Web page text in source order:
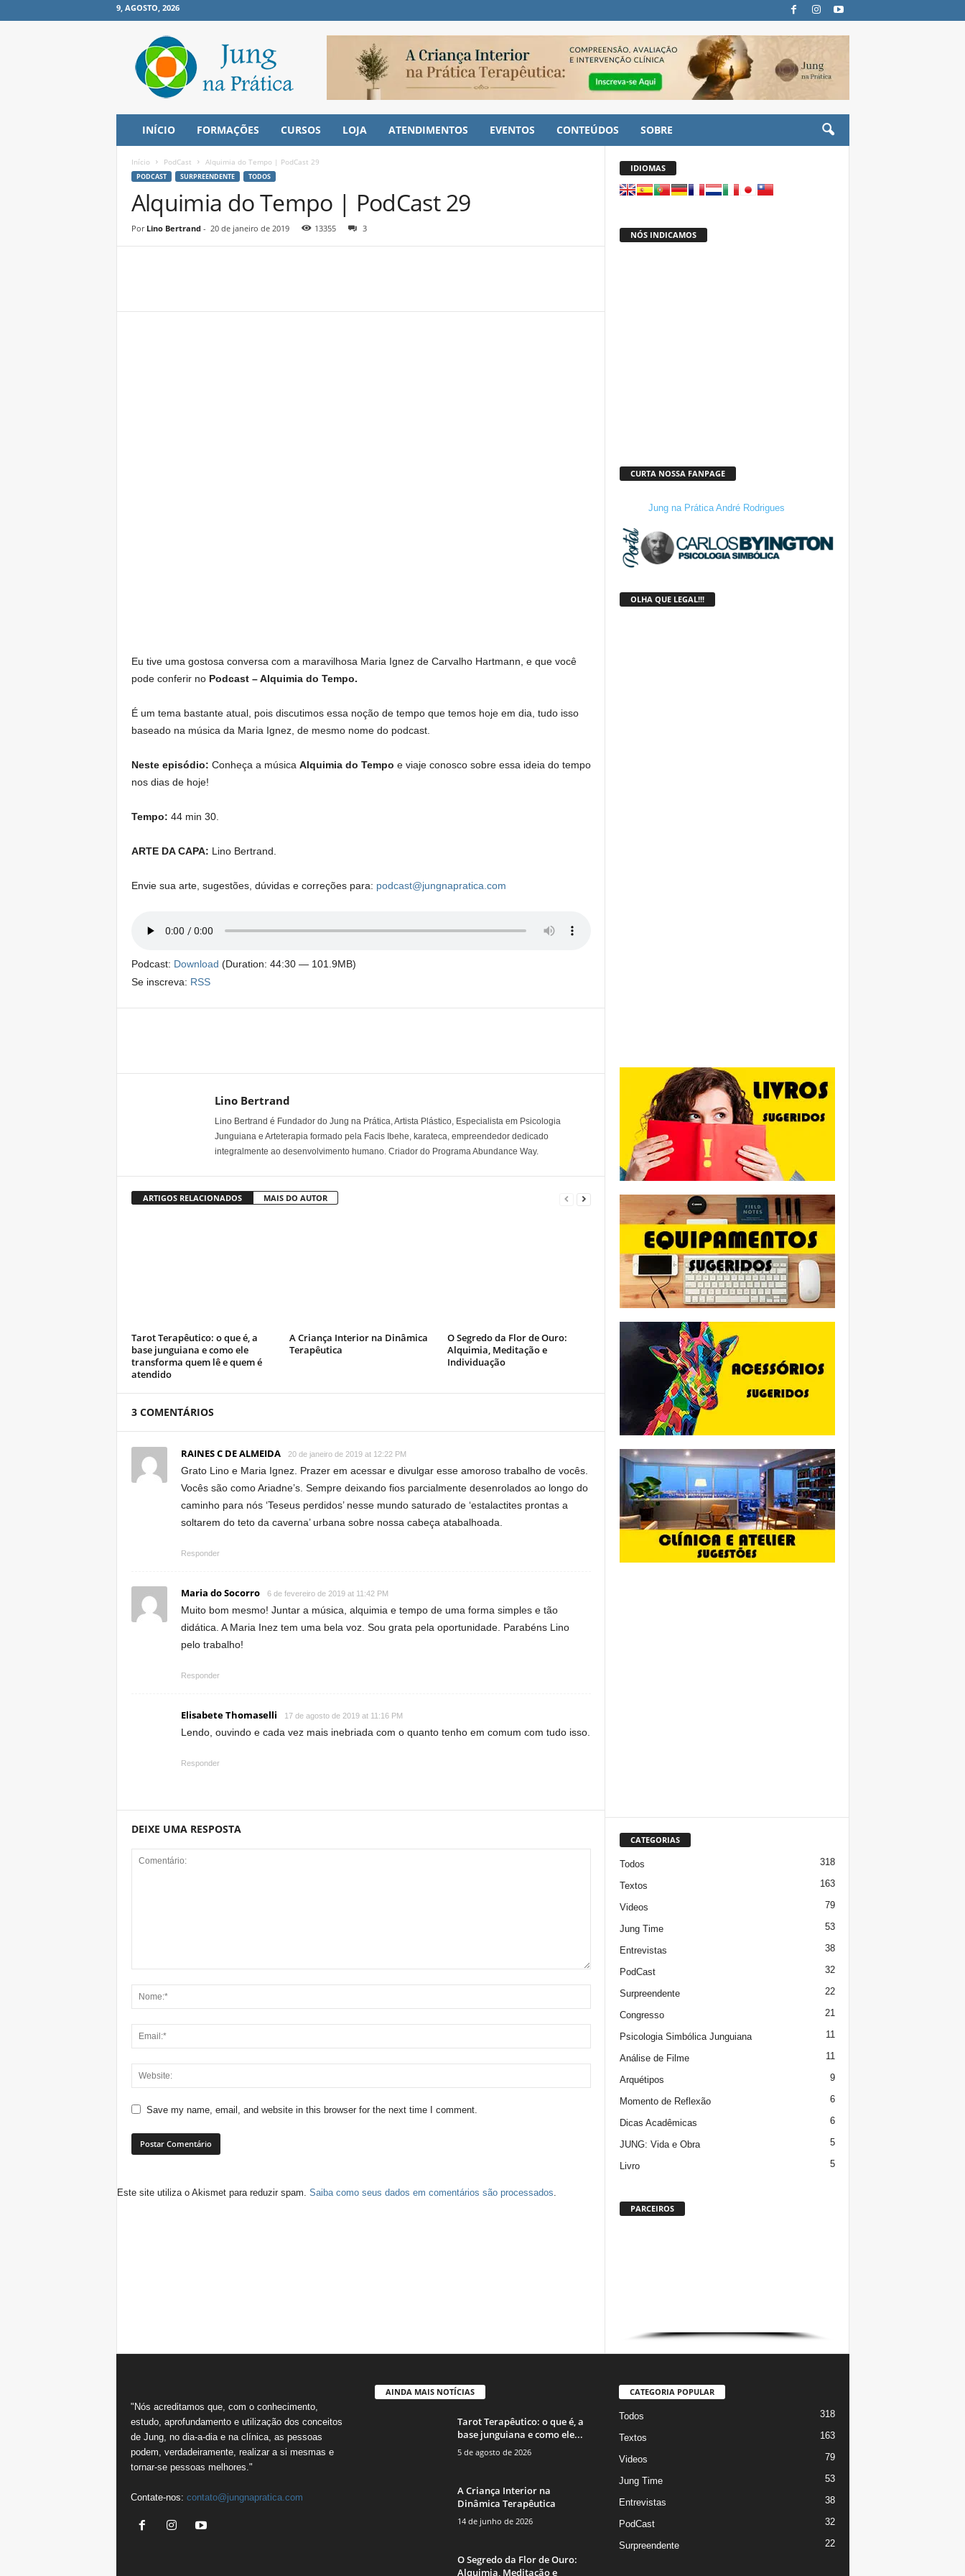
9, AGOSTO, 2026
INÍCIO FORMAÇÕES CURSOS LOJA ATENDIMENTOS EVENTOS CONTEÚDOS SOBRE
Início PodCast Alquimia do Tempo | PodCast 29
PODCAST SURPREENDENTE TODOS
Alquimia do Tempo | PodCast 29
Por Lino Bertrand- 20 de janeiro de 2019 13355 3
Eu tive uma gostosa conversa com a maravilhosa Maria Ignez de Carvalho Hartmann, e que você
pode conferir no Podcast – Alquimia do Tempo.
É um tema bastante atual, pois discutimos essa noção de tempo que temos hoje em dia, tudo isso
baseado na música da Maria Ignez, de mesmo nome do podcast.
Neste episódio: Conheça a música Alquimia do Tempo e viaje conosco sobre essa ideia do tempo
nos dias de hoje!
Tempo: 44 min 30.
ARTE DA CAPA: Lino Bertrand.
Envie sua arte, sugestões, dúvidas e correções para: podcast@jungnapratica.com
Podcast: Download (Duration: 44:30 — 101.9MB)
Se inscreva: RSS
Lino Bertrand
Lino Bertrand é Fundador do Jung na Prática, Artista Plástico, Especialista em Psicologia
Junguiana e Arteterapia formado pela Facis Ibehe, karateca, empreendedor dedicado
integralmente ao desenvolvimento humano. Criador do Programa Abundance Way.
ARTIGOS RELACIONADOS MAIS DO AUTOR
Tarot Terapêutico: o que é, a
base junguiana e como ele
transforma quem lê e quem é
atendido
A Criança Interior na Dinâmica
Terapêutica
O Segredo da Flor de Ouro:
Alquimia, Meditação e
Individuação
3 COMENTÁRIOS
RAINES C DE ALMEIDA 20 de janeiro de 2019 at 12:22 PM
Grato Lino e Maria Ignez. Prazer em acessar e divulgar esse amoroso trabalho de vocês.
Vocês são como Ariadne’s. Sempre deixando fios parcialmente desenrolados ao longo do
caminho para nós ‘Teseus perdidos’ nesse mundo saturado de ‘estalactites prontas a
soltarem do teto da caverna’ urbana sobre nossa cabeça atabalhoada.
Responder
Maria do Socorro 6 de fevereiro de 2019 at 11:42 PM
Muito bom mesmo! Juntar a música, alquimia e tempo de uma forma simples e tão
didática. A Maria Inez tem uma bela voz. Sou grata pela oportunidade. Parabéns Lino
pelo trabalho!
Responder
Elisabete Thomaselli 17 de agosto de 2019 at 11:16 PM
Lendo, ouvindo e cada vez mais inebriada com o quanto tenho em comum com tudo isso.
Responder
DEIXE UMA RESPOSTA
Save my name, email, and website in this browser for the next time I comment.
Este site utiliza o Akismet para reduzir spam. Saiba como seus dados em comentários são processados.
IDIOMAS
NÓS INDICAMOS
CURTA NOSSA FANPAGE
Jung na Prática André Rodrigues
OLHA QUE LEGAL!!!
CATEGORIAS
Todos 318
Textos 163
Videos 79
Jung Time 53
Entrevistas 38
PodCast 32
Surpreendente 22
Congresso 21
Psicologia Simbólica Junguiana 11
Análise de Filme 11
Arquétipos 9
Momento de Reflexão 6
Dicas Acadêmicas 6
JUNG: Vida e Obra 5
Livro 5
PARCEIROS
"Nós acreditamos que, com o conhecimento,
estudo, aprofundamento e utilização dos conceitos
de Jung, no dia-a-dia e na clínica, as pessoas
podem, verdadeiramente, realizar a si mesmas e
tornar-se pessoas melhores."
Contate-nos: contato@jungnapratica.com
AINDA MAIS NOTÍCIAS
Tarot Terapêutico: o que é, a
base junguiana e como ele...
5 de agosto de 2026
A Criança Interior na
Dinâmica Terapêutica
14 de junho de 2026
O Segredo da Flor de Ouro:
Alquimia, Meditação e
CATEGORIA POPULAR
Todos 318
Textos 163
Videos 79
Jung Time 53
Entrevistas 38
PodCast 32
Surpreendente 22